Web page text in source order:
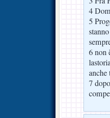
4
5
6 non
anche
7